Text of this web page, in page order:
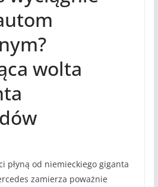
wolta
płyną od niemieckiego giganta
zamierza poważnie